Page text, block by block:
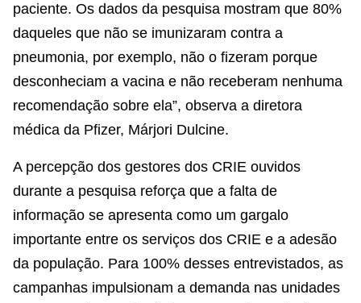
paciente. Os dados da pesquisa mostram que 80%
daqueles que não se imunizaram contra a
pneumonia, por exemplo, não o fizeram porque
desconheciam a vacina e não receberam nenhuma
recomendação sobre ela”, observa a diretora
médica da Pfizer, Márjori Dulcine.
A percepção dos gestores dos CRIE ouvidos
durante a pesquisa reforça que a falta de
informação se apresenta como um gargalo
importante entre os serviços dos CRIE e a adesão
da população. Para 100% desses entrevistados, as
campanhas impulsionam a demanda nas unidades